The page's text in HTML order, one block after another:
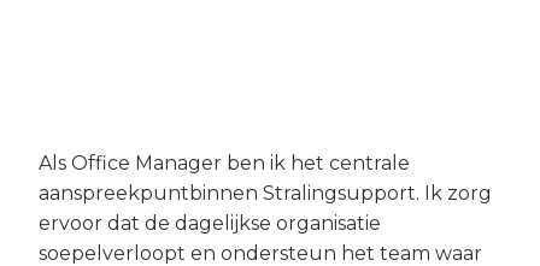
Als Office Manager ben ik het centrale
aanspreekpuntbinnen Stralingsupport. Ik zorg
ervoor dat de dagelijkse organisatie
soepelverloopt en ondersteun het team waar